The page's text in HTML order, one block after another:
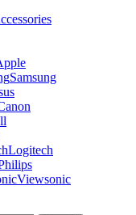
Samsung
Logitech
Viewsonic